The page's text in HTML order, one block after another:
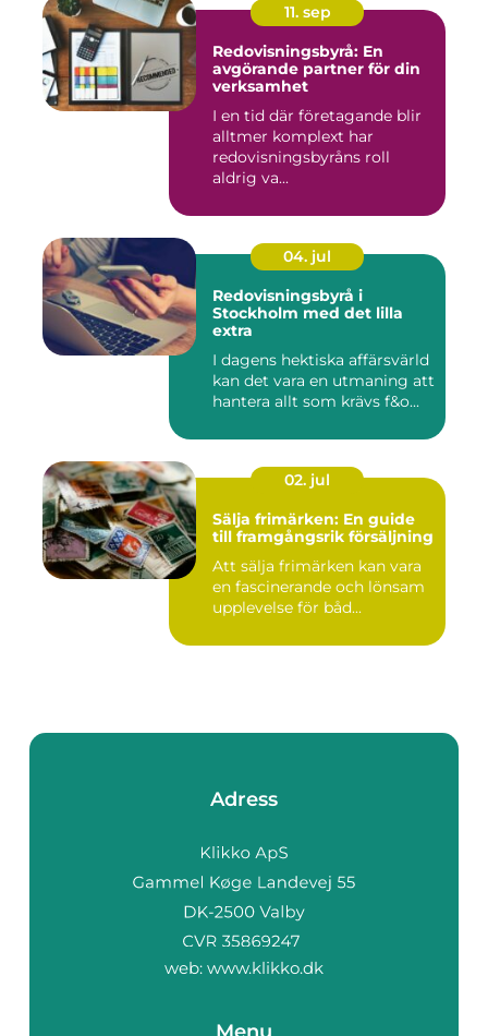
11. sep
Redovisningsbyrå: En
avgörande partner för din
verksamhet
I en tid där företagande blir
alltmer komplext har
redovisningsbyråns roll
aldrig va...
04. jul
Redovisningsbyrå i
Stockholm med det lilla
extra
I dagens hektiska affärsvärld
kan det vara en utmaning att
hantera allt som krävs f&o...
02. jul
Sälja frimärken: En guide
till framgångsrik försäljning
Att sälja frimärken kan vara
en fascinerande och lönsam
upplevelse för båd...
Adress
web: www.klikko.dk
Menu